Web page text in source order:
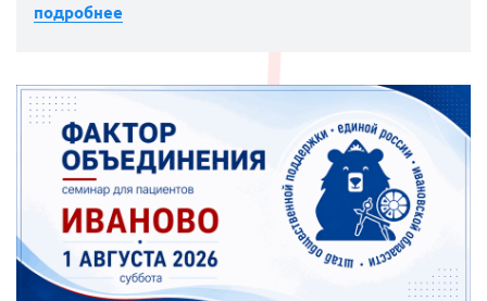
подробнее